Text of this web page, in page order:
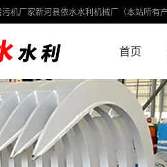
机厂家新河县依水水利机械厂（本站所有
首页